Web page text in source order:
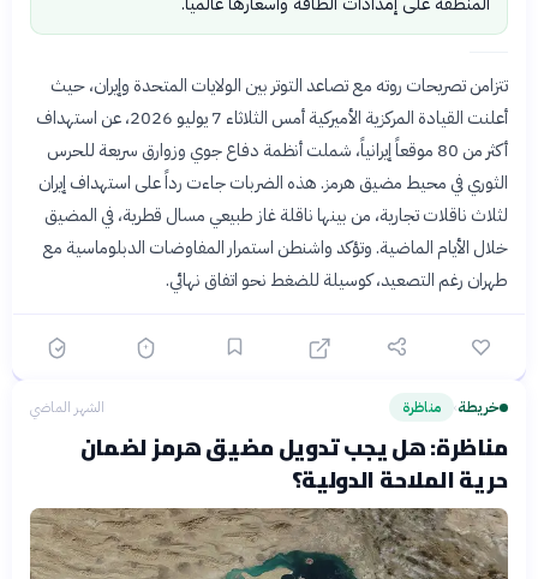
تتزامن تصريحات روته مع تصاعد التوتر بين الولايات المتحدة وإيران، حيث
أعلنت القيادة المركزية الأميركية أمس الثلاثاء 7 يوليو 2026، عن استهداف
أكثر من 80 موقعاً إيرانياً، شملت أنظمة دفاع جوي وزوارق سريعة للحرس
الثوري في محيط مضيق هرمز. هذه الضربات جاءت رداً على استهداف إيران
لثلاث ناقلات تجارية، من بينها ناقلة غاز طبيعي مسال قطرية، في المضيق
خلال الأيام الماضية. وتؤكد واشنطن استمرار المفاوضات الدبلوماسية مع
طهران رغم التصعيد، كوسيلة للضغط نحو اتفاق نهائي.
خريطة› مناظرة الشهر الماضي
مناظرة: هل يجب تدويل مضيق هرمز لضمان
حرية الملاحة الدولية؟